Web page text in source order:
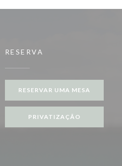
RESERVA
RESERVAR UMA MESA
PRIVATIZAÇÃO